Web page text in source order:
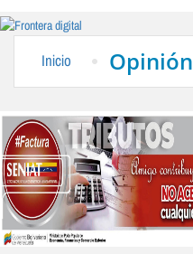
Inicio Opinión